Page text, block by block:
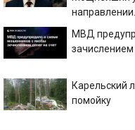
МВД
зачислением
Карельский
помойку